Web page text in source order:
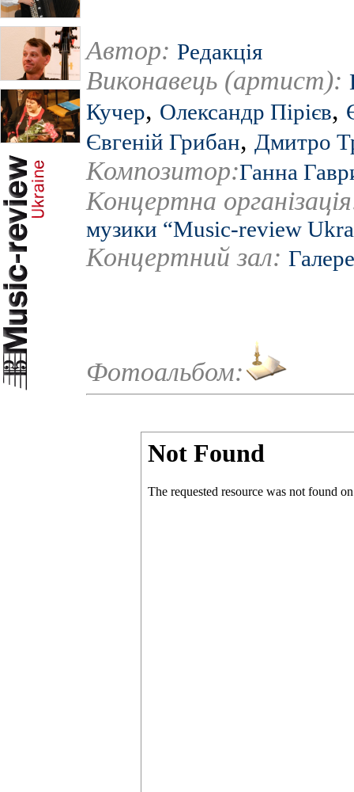
Автор: Редакція
Виконавець (артист):
Кучер, Олександр Пірієв,
Євгеній Грибан, Дмитро
Композитор:Ганна
Концертна
музики “Music-review
Концертний зал:
Фотоальбом: